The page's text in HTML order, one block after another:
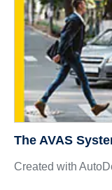
The AVAS
Created with